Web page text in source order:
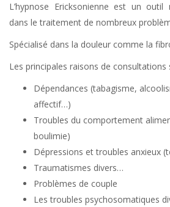
L’hypnose Ericksonienne est un
dans le traitement de nombreux
Spécialisé dans la douleur comme la
Les principales raisons de consultations
Dépendances (tabagisme,
affectif…)
Troubles du comportement
boulimie)
Dépressions et troubles anxieux
Traumatismes divers…
Problèmes de couple
Les troubles psychosomatiques